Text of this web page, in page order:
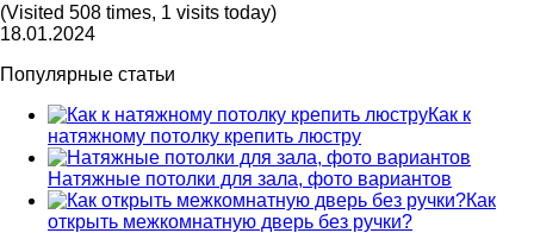
(Visited 508 times, 1 visits today)
18.01.2024
Популярные статьи
Как к
натяжному потолку крепить люстру
Натяжные потолки для зала, фото вариантов
Как
открыть межкомнатную дверь без ручки?